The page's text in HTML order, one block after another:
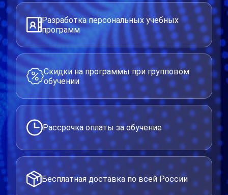
Разработка персональных учебных
программ
Скидки на программы при групповом
обучении
Рассрочка оплаты за обучение
Бесплатная доставка по всей России